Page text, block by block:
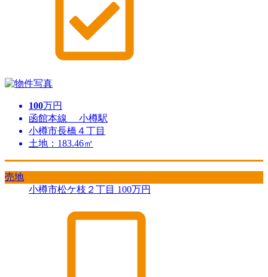
100万円
函館本線 小樽駅
小樽市長橋４丁目
土地：183.46㎡
売地
小樽市松ケ枝２丁目 100万円